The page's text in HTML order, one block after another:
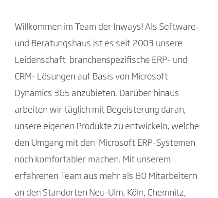
Willkommen im Team der Inways! Als Software-
und Beratungshaus ist es seit 2003 unsere
Leidenschaft branchenspezifische ERP- und
CRM- Lösungen auf Basis von Microsoft
Dynamics 365 anzubieten. Darüber hinaus
arbeiten wir täglich mit Begeisterung daran,
unsere eigenen Produkte zu entwickeln, welche
den Umgang mit den Microsoft ERP-Systemen
noch komfortabler machen. Mit unserem
erfahrenen Team aus mehr als 80 Mitarbeitern
an den Standorten Neu-Ulm, Köln, Chemnitz,